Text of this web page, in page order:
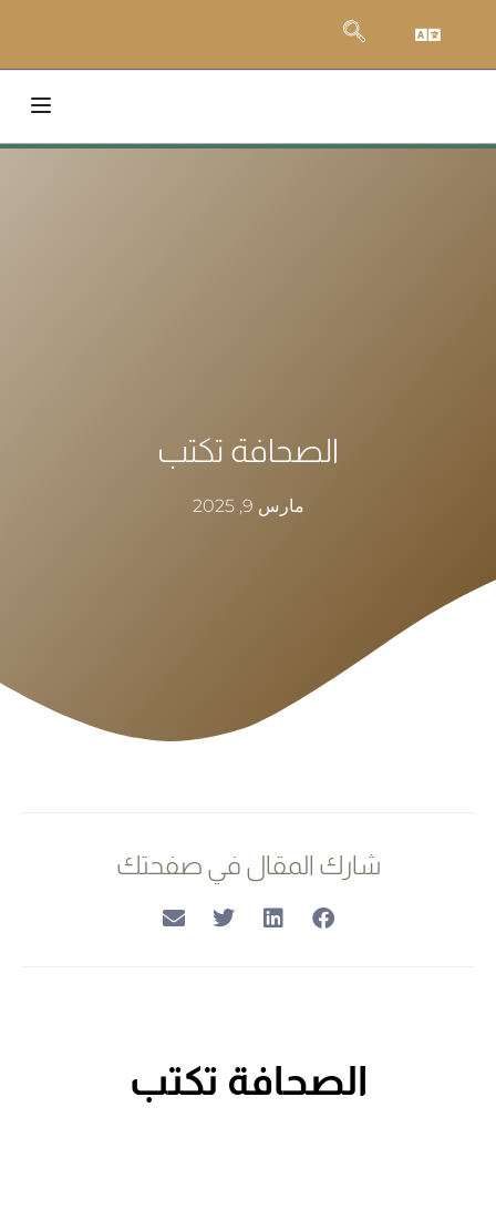
الصحافة تكتب
مارس 9, 2025
شارك المقال في صفحتك
الصحافة تكتب